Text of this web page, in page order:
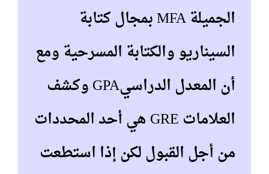
الجميلة MFA بمجال كتابة
السيناريو والكتابة المسرحية ومع
أن المعدل الدراسيGPA وكشف
العلامات GRE هي أحد المحددات
من أجل القبول لكن إذا استطعت